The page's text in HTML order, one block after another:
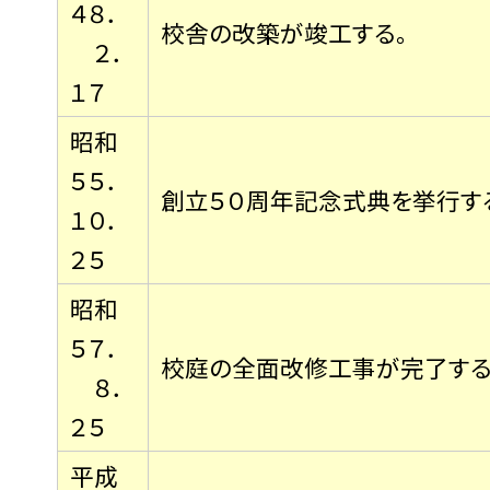
４８．
２．
１７
校舎の改築が竣工する。
昭和
５５．
１０．
２５
創立５０周年記念式典を挙行す
昭和
５７．
８．
２５
校庭の全面改修工事が完了する
平成